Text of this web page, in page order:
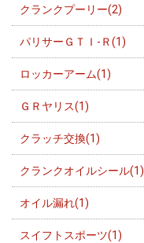
クランクプーリー(2)
パリサーＧＴＩ-Ｒ(1)
ロッカーアーム(1)
ＧＲヤリス(1)
クラッチ交換(1)
クランクオイルシール(1)
オイル漏れ(1)
スイフトスポーツ(1)